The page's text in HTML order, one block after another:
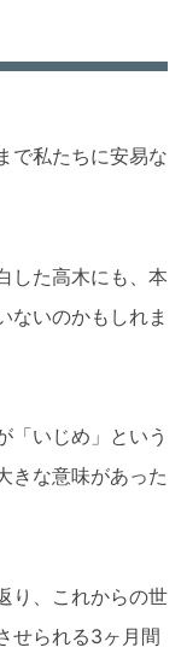
で私たちに安易な
した高木にも、本
ないのかもしれま
「いじめ」という
きな意味があった
り、これからの世
せられる3ヶ月間